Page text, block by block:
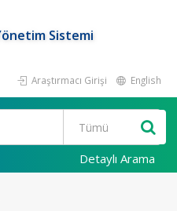
Sistemi
Araştırmacı Girişi English
Detaylı Arama